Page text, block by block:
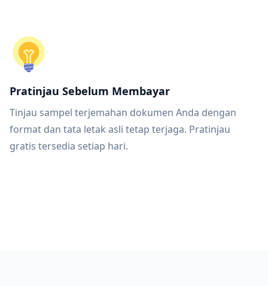
Pratinjau Sebelum Membayar
Tinjau sampel terjemahan dokumen Anda dengan
format dan tata letak asli tetap terjaga. Pratinjau
gratis tersedia setiap hari.